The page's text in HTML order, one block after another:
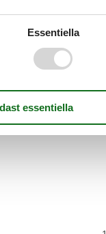
Essentiella